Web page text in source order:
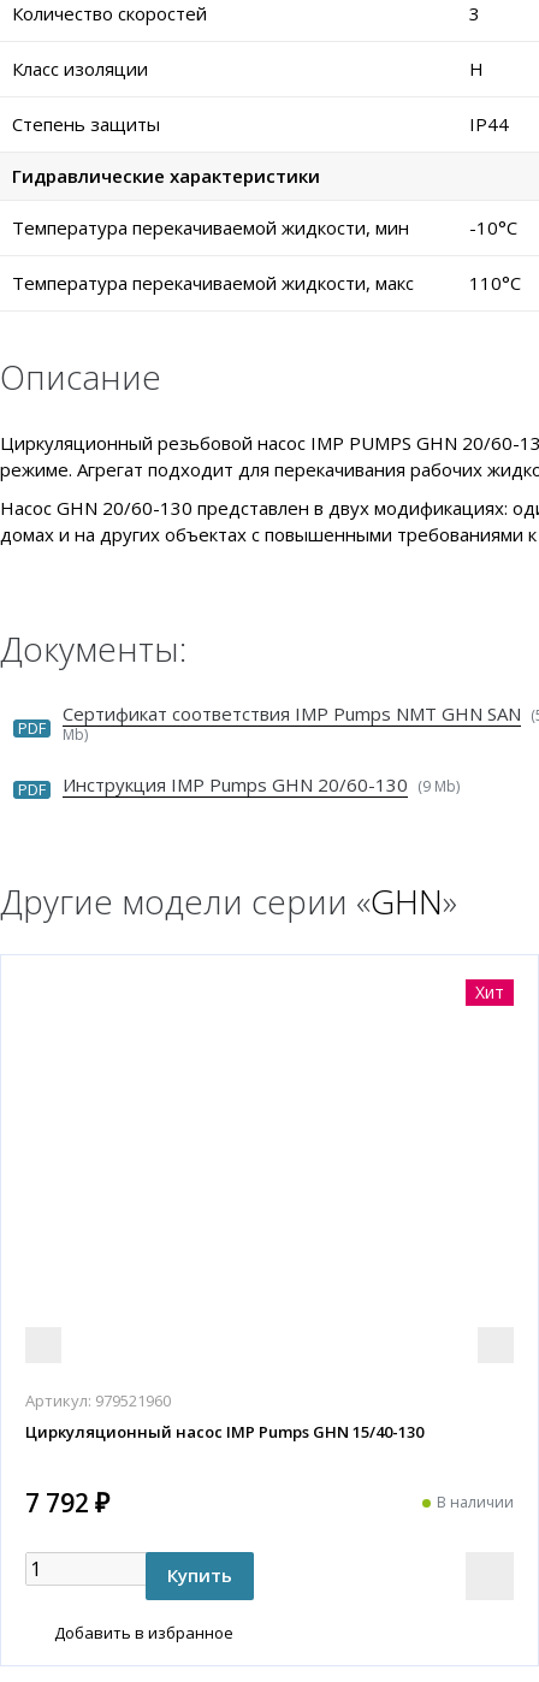
Количество скоростей 3
Класс изоляции H
Степень защиты IP44
Гидравлические характеристики
Температура перекачиваемой жидкости, мин -10°C
Температура перекачиваемой жидкости, макс 110°C
Описание
Циркуляционный резьбовой насос IMP PUMPS GHN 20/60-
режиме. Агрегат подходит для перекачивания рабочих
Насос GHN 20/60-130 представлен в двух модификациях:
домах и на других объектах с повышенными требованиями
Документы:
PDF
Сертификат соответствия IMP Pumps NMT GHN SAN
Mb)
PDF Инструкция IMP Pumps GHN 20/60-130 (9 Mb)
Другие модели серии «GHN»
Хит
Артикул: 979521960
Циркуляционный насос IMP Pumps GHN 15/40-130
7 792 ₽ В наличии
Добавить в избранное